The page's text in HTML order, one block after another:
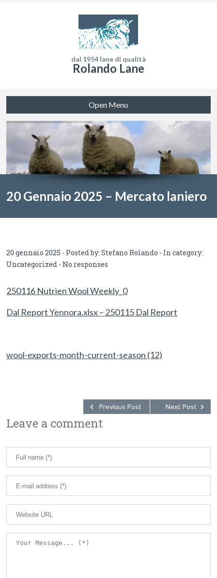
dal 1954 lane di qualità
Rolando Lane
Open Menu
20 Gennaio 2025 – Mercato laniero
20 gennaio 2025 - Posted by:Stefano Rolando - In category:
Uncategorized - No responses
250116 Nutrien Wool Weekly_0
Dal Report Yennora.xlsx – 250115 Dal Report
wool-exports-month-current-season (12)
Next Post
Previous Post
Leave a comment